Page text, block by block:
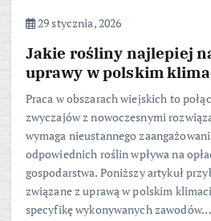
29 stycznia, 2026
Jakie rośliny najlepiej
uprawy w polskim
Praca w obszarach wiejskich to
zwyczajów z nowoczesnymi
wymaga nieustannego
odpowiednich roślin wpływa na
gospodarstwa. Poniższy artykuł
związane z uprawą w polskim
specyfikę wykonywanych zawodów…